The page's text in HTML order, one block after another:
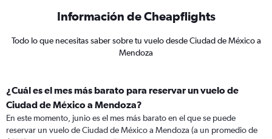
Información de Cheapflights
Todo lo que necesitas saber sobre tu vuelo desde Ciudad de México a
Mendoza
¿Cuál es el mes más barato para reservar un vuelo de
Ciudad de México a Mendoza?
En este momento, junio es el mes más barato en el que se puede
reservar un vuelo de Ciudad de México a Mendoza (a un promedio de